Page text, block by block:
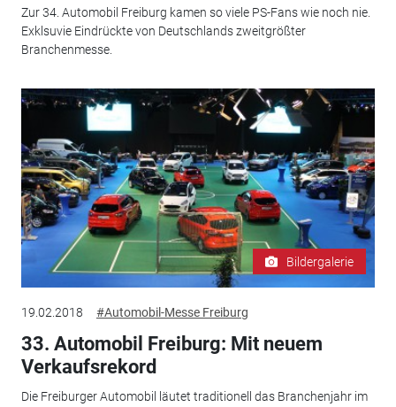
Zur 34. Automobil Freiburg kamen so viele PS-Fans wie noch nie.
Exklsuvie Eindrückte von Deutschlands zweitgrößter
Branchenmesse.
Bildergalerie
19.02.2018 #Automobil-Messe Freiburg
33. Automobil Freiburg: Mit neuem
Verkaufsrekord
Die Freiburger Automobil läutet traditionell das Branchenjahr im